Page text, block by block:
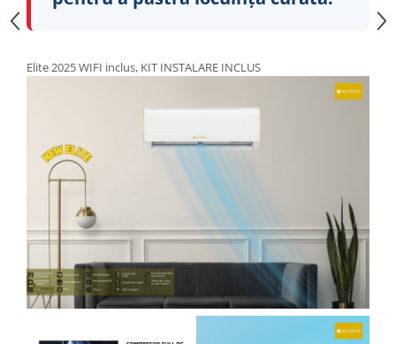
Elite 2025 WIFI inclus, KIT INSTALARE INCLUS